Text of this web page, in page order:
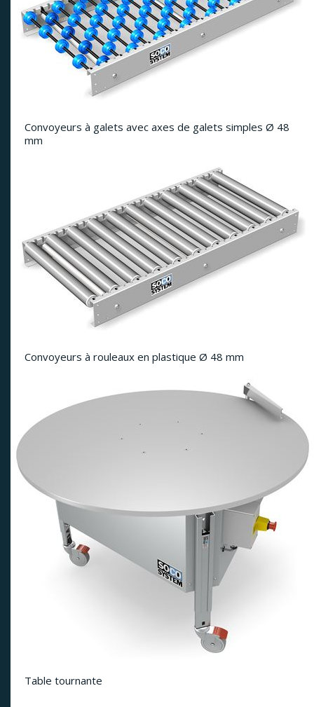
Convoyeurs à galets avec axes de galets simples Ø 48
mm
Convoyeurs à rouleaux en plastique Ø 48 mm
Table tournante